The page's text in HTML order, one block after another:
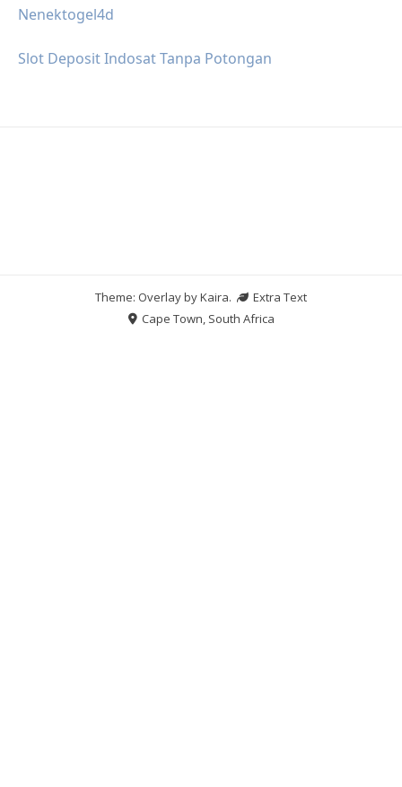
Nenektogel4d
Slot Deposit Indosat Tanpa Potongan
Theme: Overlay byKaira.
Extra Text
Cape Town, South Africa